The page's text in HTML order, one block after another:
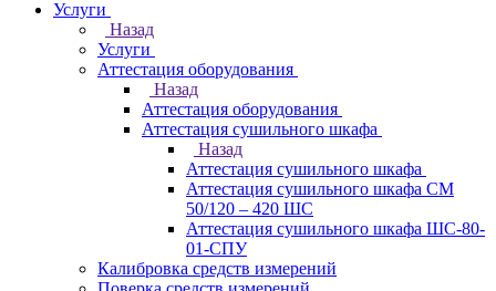
Услуги
Назад
Услуги
Аттестация оборудования
Назад
Аттестация оборудования
Аттестация сушильного шкафа
Назад
Аттестация сушильного шкафа
Аттестация сушильного шкафа СМ
50/120 – 420 ШС
Аттестация сушильного шкафа ШС-80-
01-СПУ
Калибровка средств измерений